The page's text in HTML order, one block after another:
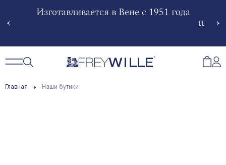
Изготавливается в Вене с 1951 года
Открыть / Закрыть навигацию
Открытый поиск
Главная Наши бутики